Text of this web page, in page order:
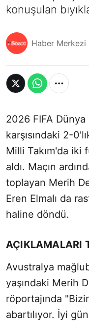
konuşulan
Haber Merkezi
2026 FIFA Dünya
karşısındaki 2-
Milli Takım'da iki
aldı. Maçın
toplayan Merih
Eren Elmalı da
haline döndü.
AÇIKLAMALARI
Avustralya
yaşındaki Merih
röportajında
abartılıyor. İyi